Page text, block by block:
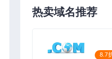
热卖域名推荐
8.7